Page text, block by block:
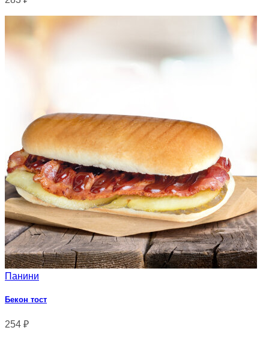
Панини
Бекон тост
254 ₽